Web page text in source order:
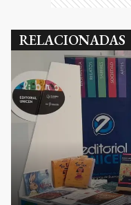
RELACIONADAS